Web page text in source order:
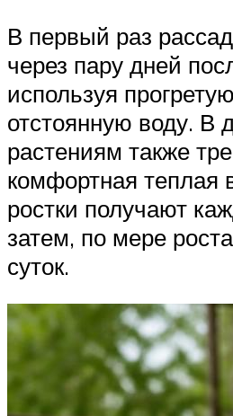
В первый раз
через пару дней
используя
отстоянную воду. В
растениям также
комфортная теплая
ростки получают
затем, по мере
суток.